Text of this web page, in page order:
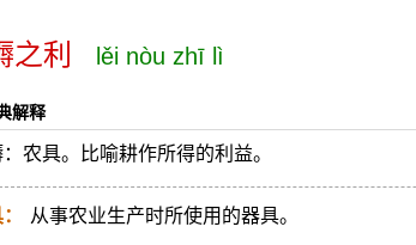
之利 lěi nòu zhī lì
解释
农具。比喻耕作所得的利益。
从事农业生产时所使用的器具。